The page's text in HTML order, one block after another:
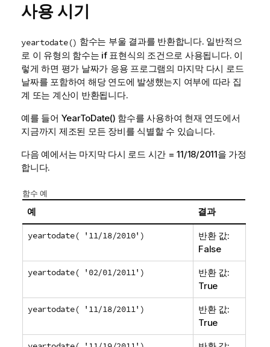
사용 시기
yeartodate() 함수는 부울 결과를 반환합니다. 일반적으
로 이 유형의 함수는 if 표현식의 조건으로 사용됩니다. 이
렇게 하면 평가 날짜가 응용 프로그램의 마지막 다시 로드
날짜를 포함하여 해당 연도에 발생했는지 여부에 따라 집
계 또는 계산이 반환됩니다.
예를 들어 YearToDate() 함수를 사용하여 현재 연도에서
지금까지 제조된 모든 장비를 식별할 수 있습니다.
다음 예에서는 마지막 다시 로드 시간 = 11/18/2011을 가정
합니다.
함수 예
예 결과
yeartodate( '11/18/2010')
반환 값:
False
yeartodate( '02/01/2011')
반환 값:
True
yeartodate( '11/18/2011')
반환 값:
True